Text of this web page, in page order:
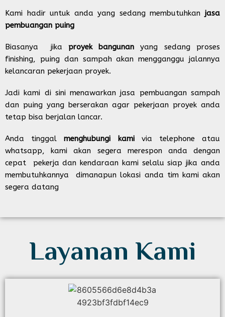
Kami hadir untuk anda yang sedang membutuhkan jasa
pembuangan puing
Biasanya jika proyek bangunanyang sedang proses
finishing, puing dan sampah akan mengganggu jalannya
kelancaran pekerjaan proyek.
Jadi kami di sini menawarkan jasa pembuangan sampah
dan puing yang berserakan agar pekerjaan proyek anda
tetap bisa berjalan lancar.
Anda tinggalmenghubungi kamivia telephone atau
whatsapp, kami akan segera merespon anda dengan
cepat pekerja dan kendaraan kami selalu siap jika anda
membutuhkannya dimanapun lokasi anda tim kami akan
segera datang
Layanan Kami